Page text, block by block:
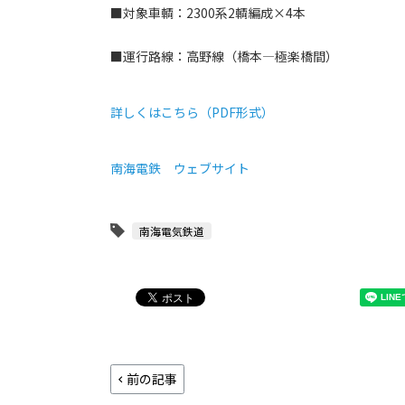
■対象車輌：2300系2輌編成×4本
■運行路線：高野線（橋本―極楽橋間）
詳しくはこちら（PDF形式）
南海電鉄 ウェブサイト
南海電気鉄道
前の記事